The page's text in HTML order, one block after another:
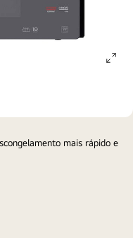
mais rápido e